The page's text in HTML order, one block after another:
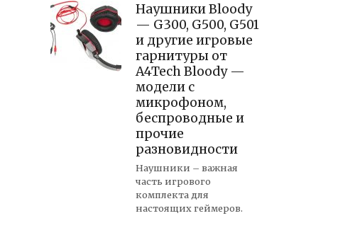
Наушники Bloody
— G300, G500, G501
и другие игровые
гарнитуры от
A4Tech Bloody —
модели с
микрофоном,
беспроводные и
прочие
разновидности
Наушники – важная
часть игрового
комплекта для
настоящих геймеров.